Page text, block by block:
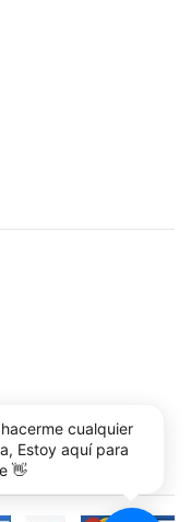
cualquier
Estoy aquí para
👋